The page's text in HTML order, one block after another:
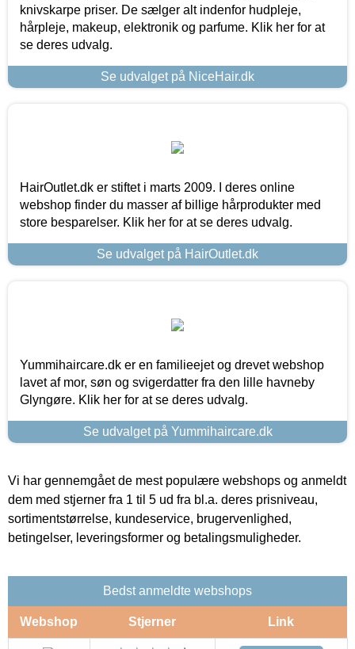
knivskarpe priser. De sælger alt indenfor hudpleje,
hårpleje, makeup, elektronik og parfume. Klik her for at
se deres udvalg.
Se udvalget på NiceHair.dk
HairOutlet.dk er stiftet i marts 2009. I deres online
webshop finder du masser af billige hårprodukter med
store besparelser. Klik her for at se deres udvalg.
Se udvalget på HairOutlet.dk
Yummihaircare.dk er en familieejet og drevet webshop
lavet af mor, søn og svigerdatter fra den lille havneby
Glyngøre. Klik her for at se deres udvalg.
Se udvalget på Yummihaircare.dk
Vi har gennemgået de mest populære webshops og anmeldt
dem med stjerner fra 1 til 5 ud fra bl.a. deres prisniveau,
sortimentstørrelse, kundeservice, brugervenlighed,
betingelser, leveringsformer og betalingsmuligheder.
Bedst anmeldte webshops
Webshop Stjerner Link